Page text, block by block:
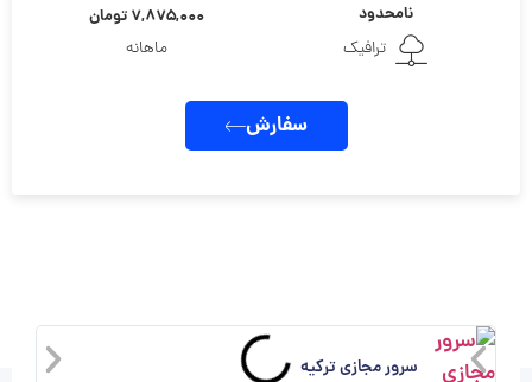
نامحدود
ترافیک
۷,۸۷۵,۰۰۰ تومان
ماهانه
سفارش
سرور مجازی ترکیه